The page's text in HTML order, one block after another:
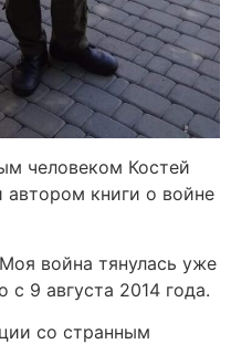
человеком Костей
книги о войне
война тянулась уже
с 9 августа 2014 года.
со странным